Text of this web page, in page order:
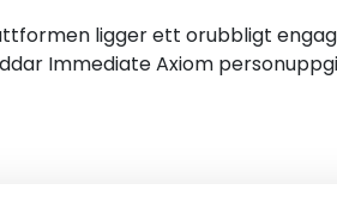
ligger ett orubbligt
Immediate Axiom